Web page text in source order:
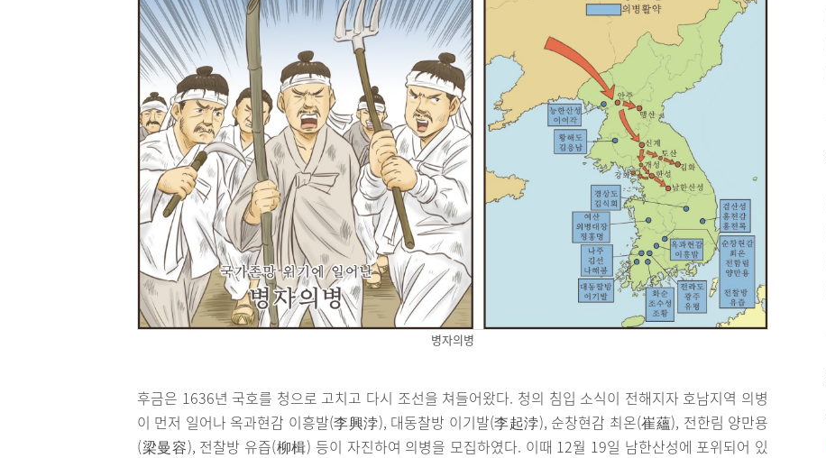
병자의병
후금은 1636년 국호를 청으로 고치고 다시 조선을 쳐들어왔다. 청의 침입 소식이 전해지자 호남지역 의병
이 먼저 일어나 옥과현감 이흥발(李興浡), 대동찰방 이기발(李起浡), 순창현감 최온(崔蘊), 전한림 양만용
(梁曼容), 전찰방 유즙(柳楫) 등이 자진하여 의병을 모집하였다. 이때 12월 19일 남한산성에 포위되어 있